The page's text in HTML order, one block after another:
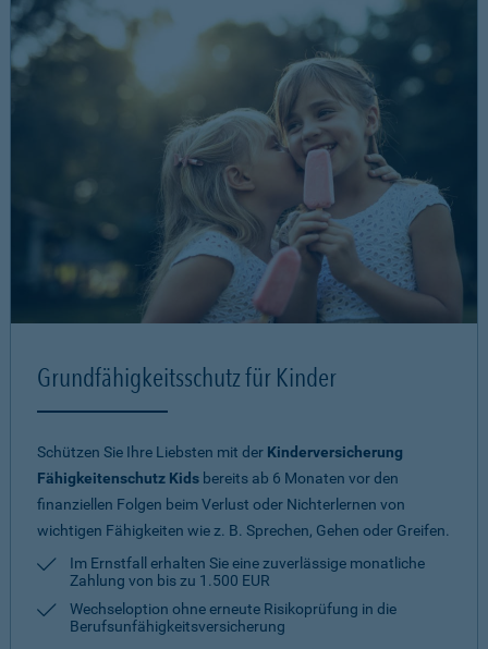
Grundfähigkeitsschutz für Kinder
Schützen Sie Ihre Liebsten mit der Kinderversicherung
Fähigkeitenschutz Kids bereits ab 6 Monaten vor den
finanziellen Folgen beim Verlust oder Nichterlernen von
wichtigen Fähigkeiten wie z. B. Sprechen, Gehen oder Greifen.
Im Ernstfall erhalten Sie eine zuverlässige monatliche
Zahlung von bis zu 1.500 EUR
Wechseloption ohne erneute Risiko­prüfung in die
Berufsunfähigkeitsversicherung